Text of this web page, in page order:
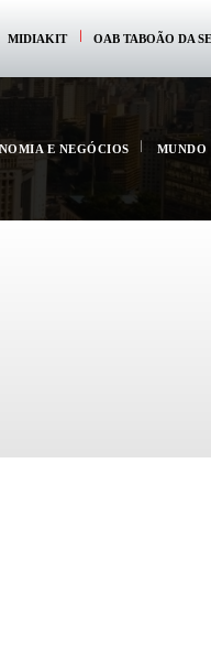
MIDIAKIT OAB TABOÃO DA
E NEGÓCIOS MUNDO